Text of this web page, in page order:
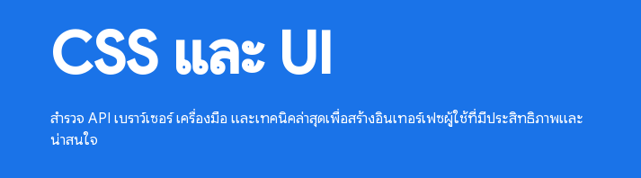
CSS และ UI
สำรวจ API เบราว์เซอร์ เครื่องมือ และเทคนิคล่าสุดเพื่อสร้างอินเทอร์เฟซผู้ใช้ที่มีประสิทธิภาพและ
น่าสนใจ